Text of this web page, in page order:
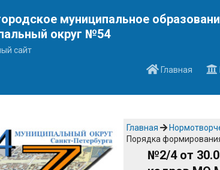
муниципальное
округ №54
сайт
Главная
Главная
Порядка
№2/4 от